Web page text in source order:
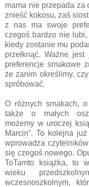
mama nie przepada
znieść kokosu, zaś
z nas ma swoje
czegoś bardzo nie
kiedy zostanie mu
przełknąć. Ważne
preferencje smakowe
że zanim określimy,
spróbować.
O różnych smakach,
także o małych
możemy w uroczej
Marcin”. To kolejna
wprowadza
się czegoś nowego.
ToTamto książka, to
wieku
wczesnoszkolnym,